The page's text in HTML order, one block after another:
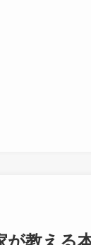
教える